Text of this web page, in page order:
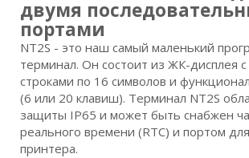
двумя
портами
NT2S - это наш самый маленький
терминал. Он состоит из ЖК-дисплея
строками по 16 символов и
(6 или 20 клавиш). Терминал NT2S
защиты IP65 и может быть снабжен
реального времени (RTC) и портом
принтера.